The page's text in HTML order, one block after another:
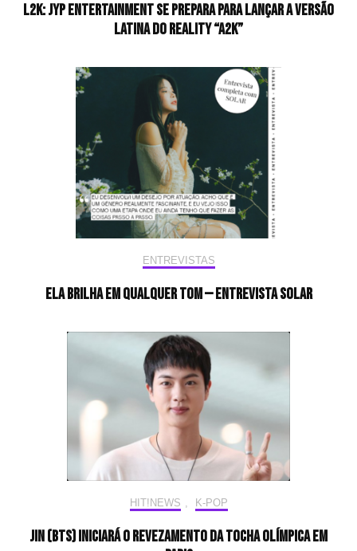
L2K: JYP Entertainment se prepara para lançar a versão
latina do reality “A2K”
ENTREVISTAS
Ela brilha em qualquer tom — Entrevista Solar
HIT!NEWS , K-POP
Jin (BTS) iniciará o revezamento da tocha olímpica em